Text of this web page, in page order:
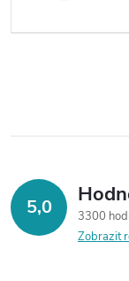
5,0
3300
Zobrazit